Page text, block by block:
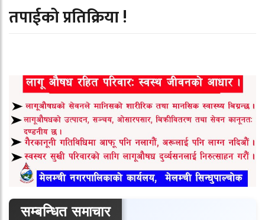
तपाईको प्रतिक्रिया !
सम्बन्धित समाचार